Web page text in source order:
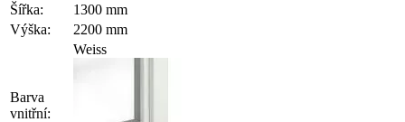
Šířka:
1300 mm
Výška:
2200 mm
Barva
vnitřní:
Weiss